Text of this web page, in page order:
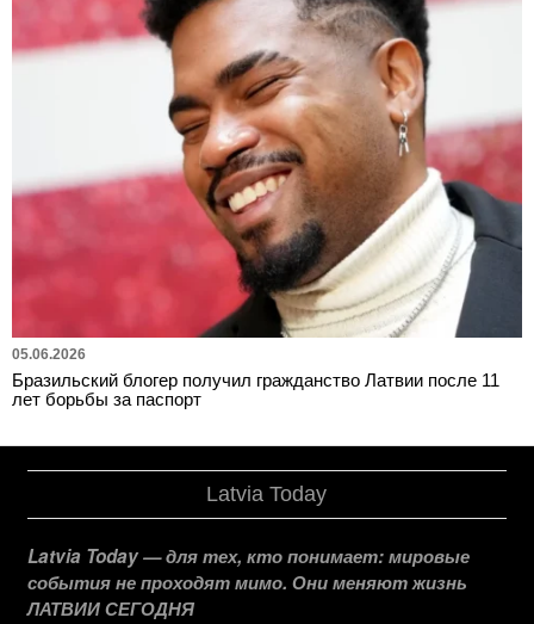
05.06.2026
Бразильский блогер получил гражданство Латвии после 11
лет борьбы за паспорт
Latvia Today
Latvia Today — для тех, кто понимает: мировые
события не проходят мимо. Они меняют жизнь
ЛАТВИИ СЕГОДНЯ